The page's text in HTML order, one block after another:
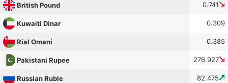
British Pound 0.741
Kuwaiti Dinar 0.309
Rial Omani 0.385
Pakistani Rupee 276.927
Russian Ruble 82.475